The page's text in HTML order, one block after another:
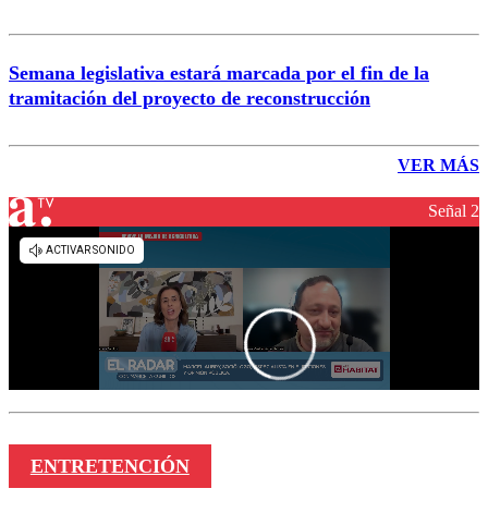
Semana legislativa estará marcada por el fin de la
tramitación del proyecto de reconstrucción
VER MÁS
Señal 2
ENTRETENCIÓN